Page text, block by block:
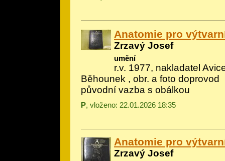
Anatomie pro
Zrzavý Josef
umění
r.v. 1977, nakladatel
Běhounek , obr. a foto doprovod
původní vazba s obálkou
P, vloženo: 22.01.2026 18:35
Anatomie pro
Zrzavý Josef